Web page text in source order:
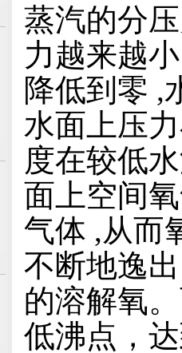
蒸汽的分
力越来越
降低到零 ,
水面上压
度在较低
面上空间
气体 ,从而
不断地逸
的溶解氧
低沸点，